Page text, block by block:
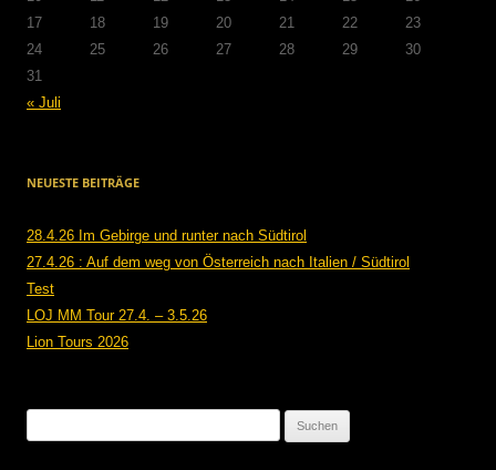
17
18 19 20 21 22
23
24
25 26 27 28 29
30
31
« Juli
NEUESTE BEITRÄGE
28.4.26 Im Gebirge und runter nach Südtirol
27.4.26 : Auf dem weg von Österreich nach Italien / Südtirol
Test
LOJ MM Tour 27.4. – 3.5.26
Lion Tours 2026
nach: